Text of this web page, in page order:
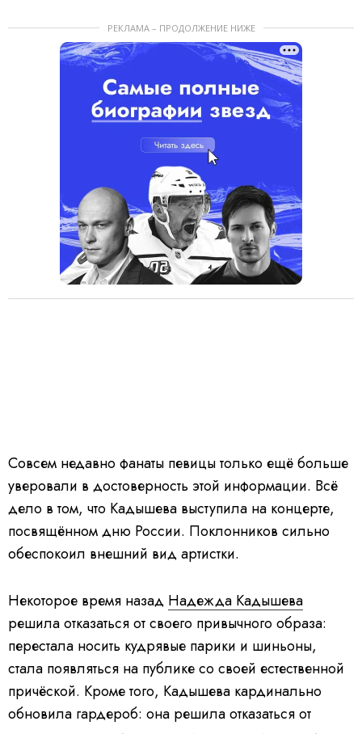
РЕКЛАМА – ПРОДОЛЖЕНИЕ НИЖЕ
Совсем недавно фанаты певицы только ещё больше
уверовали в достоверность этой информации. Всё
дело в том, что Кадышева выступила на концерте,
посвящённом дню России. Поклонников сильно
обеспокоил внешний вид артистки.
Некоторое время назад Надежда Кадышева
решила отказаться от своего привычного образа:
перестала носить кудрявые парики и шиньоны,
стала появляться на публике со своей естественной
причёской. Кроме того, Кадышева кардинально
обновила гардероб: она решила отказаться от